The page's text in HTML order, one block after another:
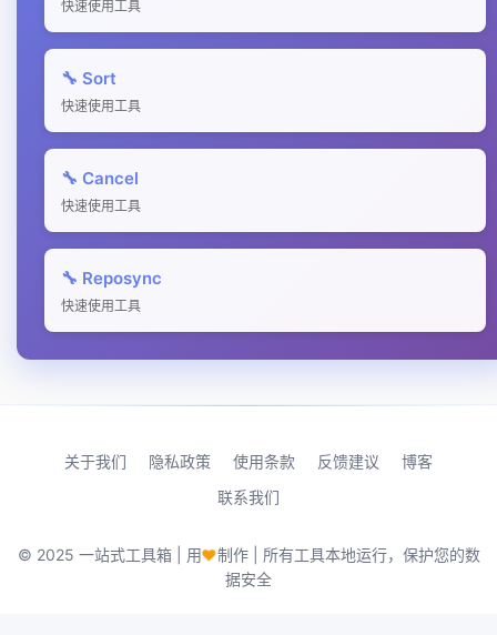
快速使用工具
🔧 Sort
快速使用工具
🔧 Cancel
快速使用工具
🔧 Reposync
快速使用工具
关于我们 隐私政策 使用条款 反馈建议
博客
联系我们
© 2025 一站式工具箱 | 用♥制作 | 所有工具本地运行，保护您的数
据安全